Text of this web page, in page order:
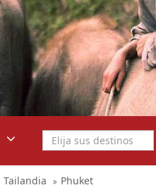
Tailandia Phuket